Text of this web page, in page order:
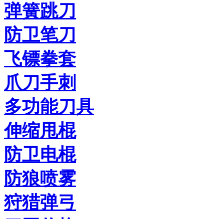
弹簧跳刀
防卫笔刀
飞镖拳套
爪刀手刺
多功能刀具
伸缩甩棍
防卫电棍
防狼喷雾
狩猎弹弓